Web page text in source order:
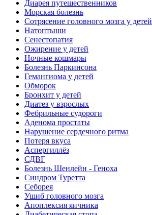
Диарея путешественников
Морская болезнь
Сотрясение головного мозга у детей
Натоптыши
Сенестопатия
Ожирение у детей
Ночные кошмары
Болезнь Паркинсона
Гемангиома у детей
Обморок
Бронхит у детей
Диатез у взрослых
Фебрильные судороги
Аденома простаты
Нарушение сердечного ритма
Потеря вкуса
Аспергиллёз
СДВГ
Болезнь Шенлейн - Геноха
Синдром Туретта
Себорея
Ушиб головного мозга
Апоплексия яичника